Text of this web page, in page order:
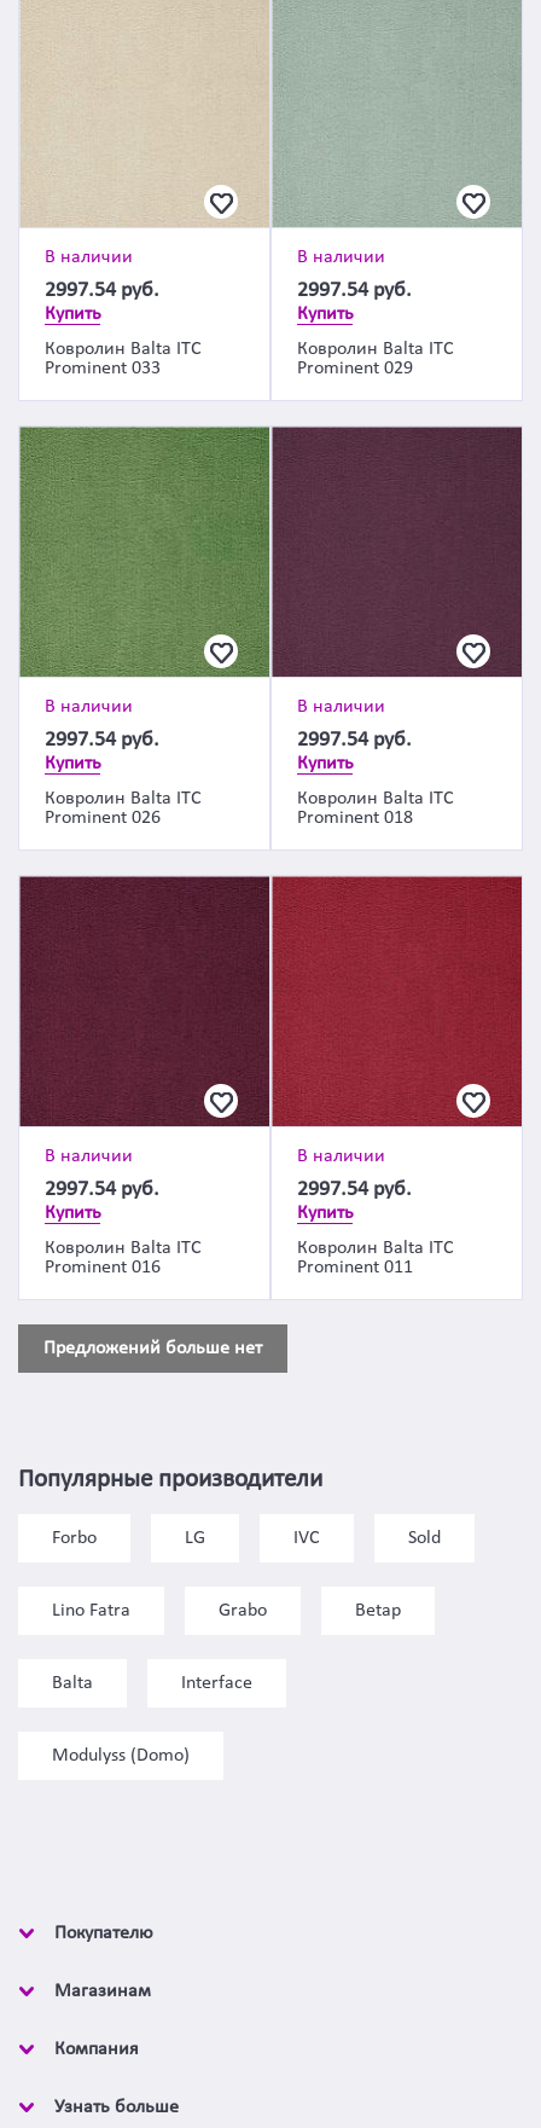
В наличии
2997.54 руб.
Купить
Ковролин Balta ITC
Prominent 033
В наличии
2997.54 руб.
Купить
Ковролин Balta ITC
Prominent 029
В наличии
2997.54 руб.
Купить
Ковролин Balta ITC
Prominent 026
В наличии
2997.54 руб.
Купить
Ковролин Balta ITC
Prominent 018
В наличии
2997.54 руб.
Купить
Ковролин Balta ITC
Prominent 016
В наличии
2997.54 руб.
Купить
Ковролин Balta ITC
Prominent 011
Предложений больше нет
Популярные производители
Forbo LG IVC Sold
Lino Fatra Grabo Betap
Balta Interface
Modulyss (Domo)
Покупателю
Магазинам
Компания
Узнать больше